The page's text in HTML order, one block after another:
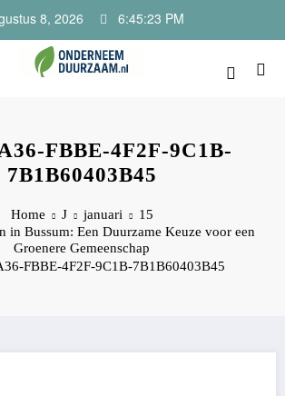
8, 2026 6:45:23 PM
FBBE-4F2F-9C1B-
7B1B60403B45
Home J januari
15
in Bussum: Een Duurzame Keuze voor een
Groenere Gemeenschap
FBBE-4F2F-9C1B-7B1B60403B45